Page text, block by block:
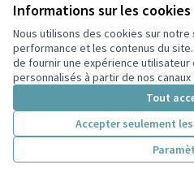
Informations sur les
Nous utilisons des cookies sur
performance et les contenus du
de fournir une expérience utilisateur
personnalisés à partir de nos canaux
Tout
Accepter seulement
Installation de
potable - accessibles